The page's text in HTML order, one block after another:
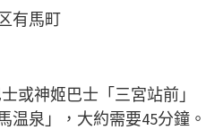
有馬町
或神姬巴士「三宮站前」
泉」，大約需要45分鐘。